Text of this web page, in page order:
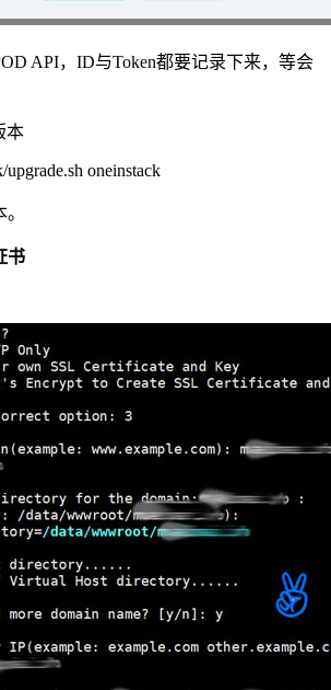
API，ID与Token都要记录下来，等会
本
upgrade.sh oneinstack
书